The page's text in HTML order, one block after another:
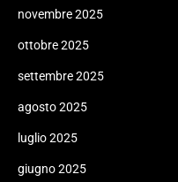
novembre 2025
ottobre 2025
settembre 2025
agosto 2025
luglio 2025
giugno 2025